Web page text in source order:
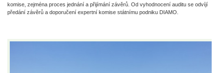
komise, zejména proces jednání a přijímání závěrů. Od vyhodnocení auditu se odvíjí
předání závěrů a doporučení expertní komise státnímu podniku DIAMO.